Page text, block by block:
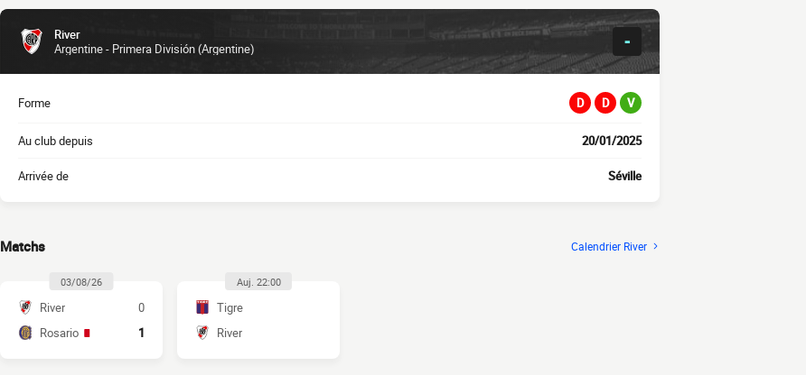
River
Argentine - Primera División (Argentine)
-
Forme D D V
Au club depuis 20/01/2025
Arrivée de Séville
Matchs Calendrier River
03/08/26
River
0
Rosario
1
Auj. 22:00
Tigre
River